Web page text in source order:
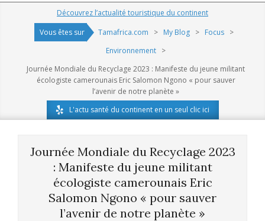
Navigation
Découvrez l’actualité touristique du continent
Vous êtes sur
Tamafrica.com > My Blog > Focus >
Environnement >
Journée Mondiale du Recyclage 2023 : Manifeste du jeune militant
écologiste camerounais Eric Salomon Ngono « pour sauver
l’avenir de notre planète »
L'actu santé du continent en un seul clic ici
Journée Mondiale du Recyclage 2023
: Manifeste du jeune militant
écologiste camerounais Eric
Salomon Ngono « pour sauver
l’avenir de notre planète »